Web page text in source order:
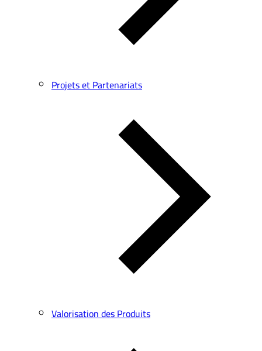
Projets et Partenariats
Valorisation des Produits